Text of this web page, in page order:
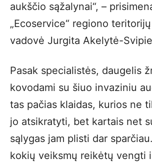
aukščio sąžalynai“, –
„Ecoservice“ regiono
vadovė Jurgita Akelytė-
Pasak specialistės, daugelis
kovodami su šiuo invaziniu
tas pačias klaidas, kurios ne
jo atsikratyti, bet kartais net
sąlygas jam plisti dar
kokių veiksmų reikėtų vengti